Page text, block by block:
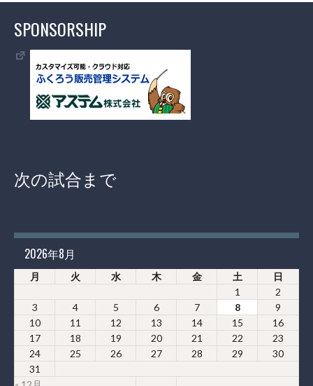
SPONSORSHIP
次の試合まで
2026年8月
月 火 水 木 金 土 日
1
2
3
4 5 6 7 8
9
10
11 12 13 14 15
16
17
18 19 20 21 22
23
24
25 26 27 28 29
30
31